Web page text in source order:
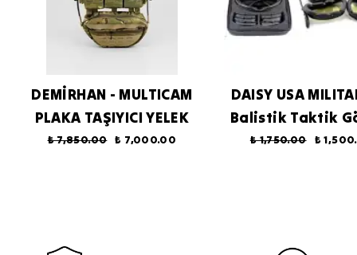
DEMİRHAN - MULTICAM
PLAKA TAŞIYICI YELEK
₺ 7,850.00 ₺ 7,000.00
DAISY USA
Balistik Taktik
₺ 1,750.00 ₺